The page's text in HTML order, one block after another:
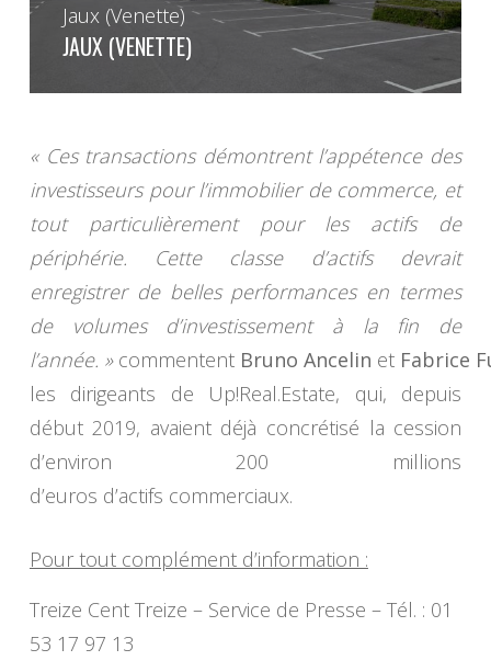
Jaux (Venette)
JAUX (VENETTE)
« Ces transactions démontrent l’appétence des
investisseurs pour l’immobilier de commerce, et
tout particulièrement pour les actifs de
périphérie. Cette classe d’actifs devrait
enregistrer de belles performances en termes
de volumes d’investissement à la fin de
l’année. »commentent Bruno Ancelin et Fabrice
les dirigeants de Up!Real.Estate, qui, depuis
début 2019, avaient déjà concrétisé la cession
d’environ 200 millions
d’euros d’actifs commerciaux.
Pour tout complément d’information :
Treize Cent Treize – Service de Presse – Tél. : 01
53 17 97 13